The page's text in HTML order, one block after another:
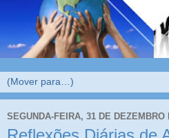
SEGUNDA-FEIRA, 31 DE DEZEMBRO